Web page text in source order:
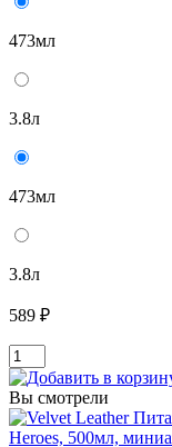
473мл
3.8л
473мл
3.8л
589 ₽
Вы смотрели